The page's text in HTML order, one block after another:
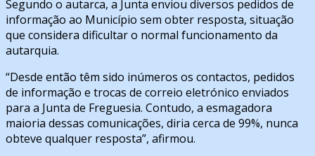
Segundo o autarca, a Junta enviou diversos pedidos de
informação ao Município sem obter resposta, situação
que considera dificultar o normal funcionamento da
autarquia.
“Desde então têm sido inúmeros os contactos, pedidos
de informação e trocas de correio eletrónico enviados
para a Junta de Freguesia. Contudo, a esmagadora
maioria dessas comunicações, diria cerca de 99%, nunca
obteve qualquer resposta”, afirmou.